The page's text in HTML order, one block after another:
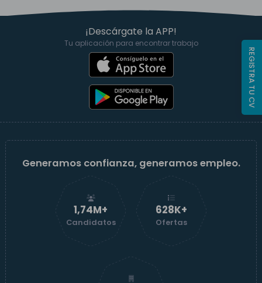
¡Descárgate la APP!
Tu aplicación para encontrar trabajo
Generamos confianza, generamos empleo.
1,74M+
Candidatos
629K+
Ofertas
REGISTRA TU CV